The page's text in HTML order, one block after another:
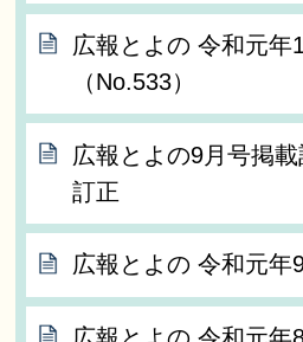
広報とよの 令和元年
（No.533）
広報とよの9月号掲
訂正
広報とよの 令和元年